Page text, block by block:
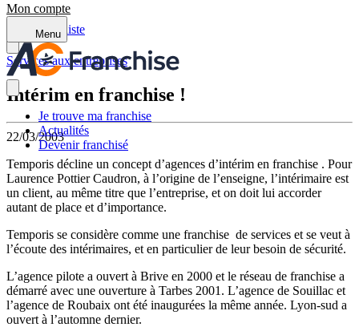
Mon compte
Menu
Je trouve ma franchise
Actualités
Devenir franchisé
Retour à la liste
Services aux entreprises
Intérim en franchise !
22/03/2003
Temporis décline un concept d’agences d’intérim en franchise . Pour
Laurence Pottier Caudron, à l’origine de l’enseigne, l’intérimaire est
un client, au même titre que l’entreprise, et on doit lui accorder
autant de place et d’importance.
Temporis se considère comme une franchise de services et se veut à
l’écoute des intérimaires, et en particulier de leur besoin de sécurité.
L’agence pilote a ouvert à Brive en 2000 et le réseau de franchise a
démarré avec une ouverture à Tarbes 2001. L’agence de Souillac et
l’agence de Roubaix ont été inaugurées la même année. Lyon-sud a
ouvert à l’automne dernier.